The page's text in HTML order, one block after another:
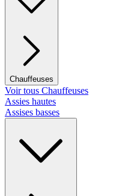
Chauffeuses
Voir tous Chauffeuses
Assies hautes
Assises basses